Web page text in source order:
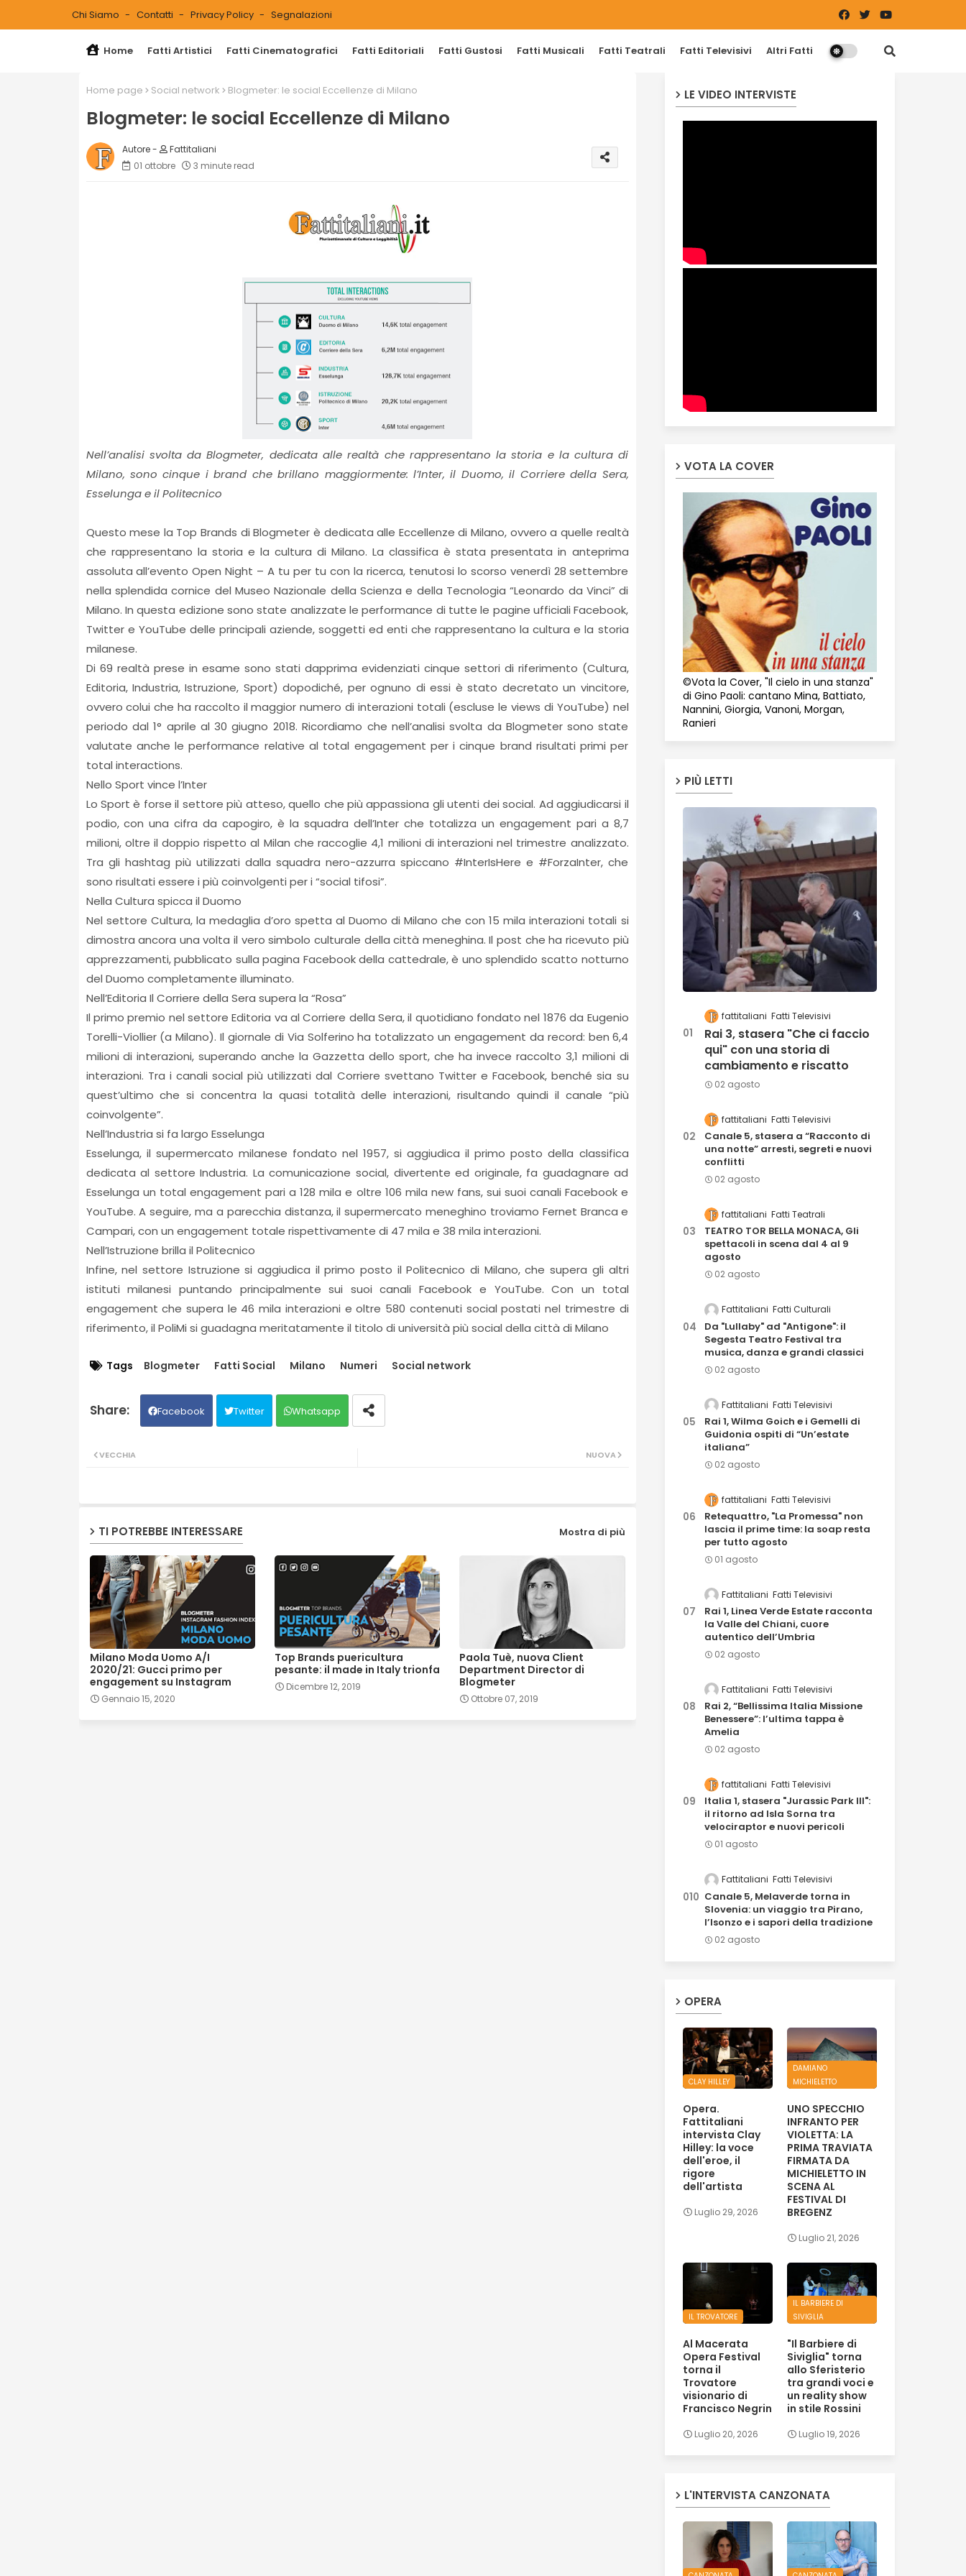
Chi Siamo Contatti Privacy Policy Segnalazioni
Home Fatti Artistici Fatti Cinematografici Fatti Editoriali Fatti Gustosi Fatti Musicali Fatti Teatrali Fatti Televisivi Altri Fatti
Home page Social network Blogmeter: le social Eccellenze di Milano
Blogmeter: le social Eccellenze di Milano
Fattitaliani
01 ottobre
3 minute read
Nell’analisi svolta da Blogmeter, dedicata alle realtà che rappresentano la storia e la cultura di
Milano, sono cinque i brand che brillano maggiormente: l’Inter, il Duomo, il Corriere della Sera,
Esselunga e il Politecnico
Questo mese la Top Brands di Blogmeter è dedicata alle Eccellenze di Milano, ovvero a quelle realtà
che rappresentano la storia e la cultura di Milano. La classifica è stata presentata in anteprima
assoluta all’evento Open Night – A tu per tu con la ricerca, tenutosi lo scorso venerdì 28 settembre
nella splendida cornice del Museo Nazionale della Scienza e della Tecnologia “Leonardo da Vinci” di
Milano. In questa edizione sono state analizzate le performance di tutte le pagine ufficiali Facebook,
Twitter e YouTube delle principali aziende, soggetti ed enti che rappresentano la cultura e la storia
milanese.
Di 69 realtà prese in esame sono stati dapprima evidenziati cinque settori di riferimento (Cultura,
Editoria, Industria, Istruzione, Sport) dopodiché, per ognuno di essi è stato decretato un vincitore,
ovvero colui che ha raccolto il maggior numero di interazioni totali (escluse le views di YouTube) nel
periodo dal 1° aprile al 30 giugno 2018. Ricordiamo che nell’analisi svolta da Blogmeter sono state
valutate anche le performance relative al total engagement per i cinque brand risultati primi per
total interactions.
Nello Sport vince l’Inter
Lo Sport è forse il settore più atteso, quello che più appassiona gli utenti dei social. Ad aggiudicarsi il
podio, con una cifra da capogiro, è la squadra dell’Inter che totalizza un engagement pari a 8,7
milioni, oltre il doppio rispetto al Milan che raccoglie 4,1 milioni di interazioni nel trimestre analizzato.
Tra gli hashtag più utilizzati dalla squadra nero-azzurra spiccano #InterIsHere e #ForzaInter, che
sono risultati essere i più coinvolgenti per i “social tifosi”.
Nella Cultura spicca il Duomo
Nel settore Cultura, la medaglia d’oro spetta al Duomo di Milano che con 15 mila interazioni totali si
dimostra ancora una volta il vero simbolo culturale della città meneghina. Il post che ha ricevuto più
apprezzamenti, pubblicato sulla pagina Facebook della cattedrale, è uno splendido scatto notturno
del Duomo completamente illuminato.
Nell’Editoria Il Corriere della Sera supera la “Rosa”
Il primo premio nel settore Editoria va al Corriere della Sera, il quotidiano fondato nel 1876 da Eugenio
Torelli-Viollier (a Milano). Il giornale di Via Solferino ha totalizzato un engagement da record: ben 6,4
milioni di interazioni, superando anche la Gazzetta dello sport, che ha invece raccolto 3,1 milioni di
interazioni. Tra i canali social più utilizzati dal Corriere svettano Twitter e Facebook, benché sia su
quest’ultimo che si concentra la quasi totalità delle interazioni, risultando quindi il canale “più
coinvolgente”.
Nell’Industria si fa largo Esselunga
Esselunga, il supermercato milanese fondato nel 1957, si aggiudica il primo posto della classifica
dedicata al settore Industria. La comunicazione social, divertente ed originale, fa guadagnare ad
Esselunga un total engagement pari a 128 mila e oltre 106 mila new fans, sui suoi canali Facebook e
YouTube. A seguire, ma a parecchia distanza, il supermercato meneghino troviamo Fernet Branca e
Campari, con un engagement totale rispettivamente di 47 mila e 38 mila interazioni.
Nell’Istruzione brilla il Politecnico
Infine, nel settore Istruzione si aggiudica il primo posto il Politecnico di Milano, che supera gli altri
istituti milanesi puntando principalmente sui suoi canali Facebook e YouTube. Con un total
engagement che supera le 46 mila interazioni e oltre 580 contenuti social postati nel trimestre di
riferimento, il PoliMi si guadagna meritatamente il titolo di università più social della città di Milano
Tags Blogmeter Fatti Social Milano Numeri Social network
Facebook Twitter Whatsapp
NUOVA
VECCHIA
TI POTREBBE INTERESSARE Mostra di più
Milano Moda Uomo A/I
2020/21: Gucci primo per
engagement su Instagram
Gennaio 15, 2020
Top Brands puericultura
pesante: il made in Italy trionfa
Dicembre 12, 2019
Paola Tuè, nuova Client
Department Director di
Blogmeter
Ottobre 07, 2019
LE VIDEO INTERVISTE
VOTA LA COVER
©Vota la Cover, "Il cielo in una stanza"
di Gino Paoli: cantano Mina, Battiato,
Nannini, Giorgia, Vanoni, Morgan,
Ranieri
PIÙ LETTI
fattitaliani Fatti Televisivi
Rai 3, stasera "Che ci faccio
qui" con una storia di
cambiamento e riscatto
02 agosto
fattitaliani Fatti Televisivi
Canale 5, stasera a “Racconto di
una notte” arresti, segreti e nuovi
conflitti
02 agosto
fattitaliani Fatti Teatrali
TEATRO TOR BELLA MONACA, Gli
spettacoli in scena dal 4 al 9
agosto
02 agosto
Fattitaliani Fatti Culturali
Da "Lullaby" ad "Antigone": il
Segesta Teatro Festival tra
musica, danza e grandi classici
02 agosto
Fattitaliani Fatti Televisivi
Rai 1, Wilma Goich e i Gemelli di
Guidonia ospiti di “Un’estate
italiana”
02 agosto
fattitaliani Fatti Televisivi
Retequattro, "La Promessa" non
lascia il prime time: la soap resta
per tutto agosto
01 agosto
Fattitaliani Fatti Televisivi
Rai 1, Linea Verde Estate racconta
la Valle del Chiani, cuore
autentico dell’Umbria
02 agosto
Fattitaliani Fatti Televisivi
Rai 2, “Bellissima Italia Missione
Benessere”: l’ultima tappa è
Amelia
02 agosto
fattitaliani Fatti Televisivi
Italia 1, stasera "Jurassic Park III":
il ritorno ad Isla Sorna tra
velociraptor e nuovi pericoli
01 agosto
Fattitaliani Fatti Televisivi
Canale 5, Melaverde torna in
Slovenia: un viaggio tra Pirano,
l’Isonzo e i sapori della tradizione
02 agosto
OPERA
CLAY HILLEY
Opera.
Fattitaliani
intervista Clay
Hilley: la voce
dell'eroe, il
rigore
dell'artista
Luglio 29, 2026
DAMIANO
MICHIELETTO
UNO SPECCHIO
INFRANTO PER
VIOLETTA: LA
PRIMA TRAVIATA
FIRMATA DA
MICHIELETTO IN
SCENA AL
FESTIVAL DI
BREGENZ
Luglio 21, 2026
IL TROVATORE
Al Macerata
Opera Festival
torna il
Trovatore
visionario di
Francisco Negrin
Luglio 20, 2026
IL BARBIERE DI
SIVIGLIA
"Il Barbiere di
Siviglia" torna
allo Sferisterio
tra grandi voci e
un reality show
in stile Rossini
Luglio 19, 2026
L'INTERVISTA CANZONATA